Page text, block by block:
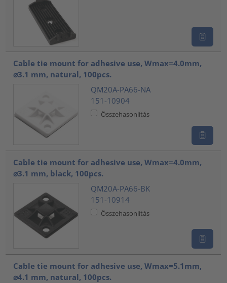
Cable tie mount for adhesive use, Wmax=4.0mm,
⌀3.1 mm, natural, 100pcs.
QM20A-PA66-NA
151-10904
Összehasonlítás
Cable tie mount for adhesive use, Wmax=4.0mm,
⌀3.1 mm, black, 100pcs.
QM20A-PA66-BK
151-10914
Összehasonlítás
Cable tie mount for adhesive use, Wmax=5.1mm,
⌀4.1 mm, natural, 100pcs.